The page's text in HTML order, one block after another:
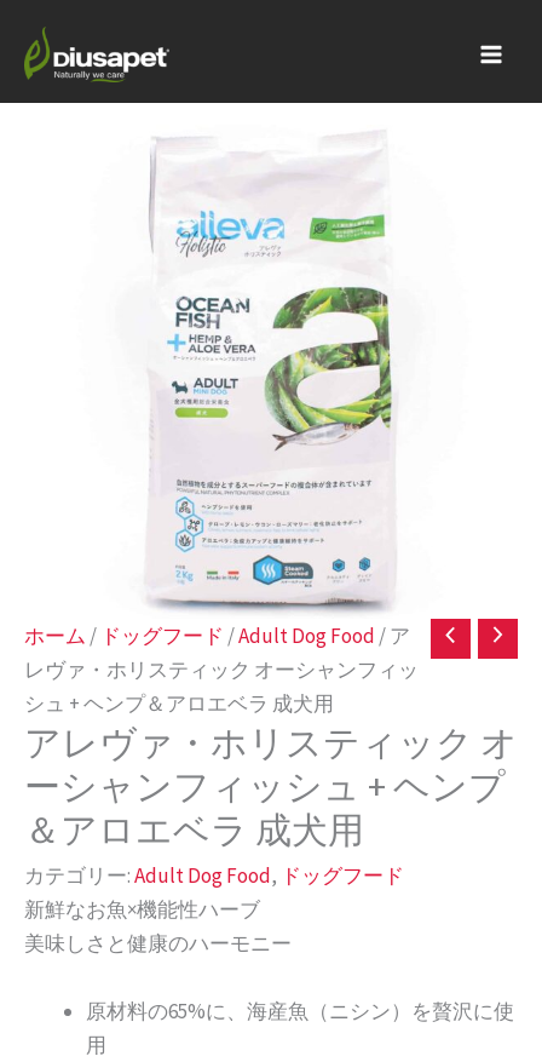
ホーム/ ドッグフード /Adult Dog Food/ ア
レヴァ・ホリスティック オーシャンフィッ
シュ + ヘンプ＆アロエベラ 成犬用
アレヴァ・ホリスティック オ
ーシャンフィッシュ + ヘンプ
＆アロエベラ 成犬用
カテゴリー:Adult Dog Food, ドッグフード
新鮮なお魚×機能性ハーブ
美味しさと健康のハーモニー
原材料の65%に、海産魚（ニシン）を贅沢に使
用